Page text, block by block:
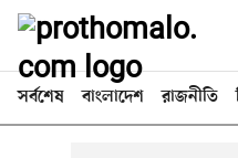
সর্বশেষ বাংলাদেশ রাজনীতি